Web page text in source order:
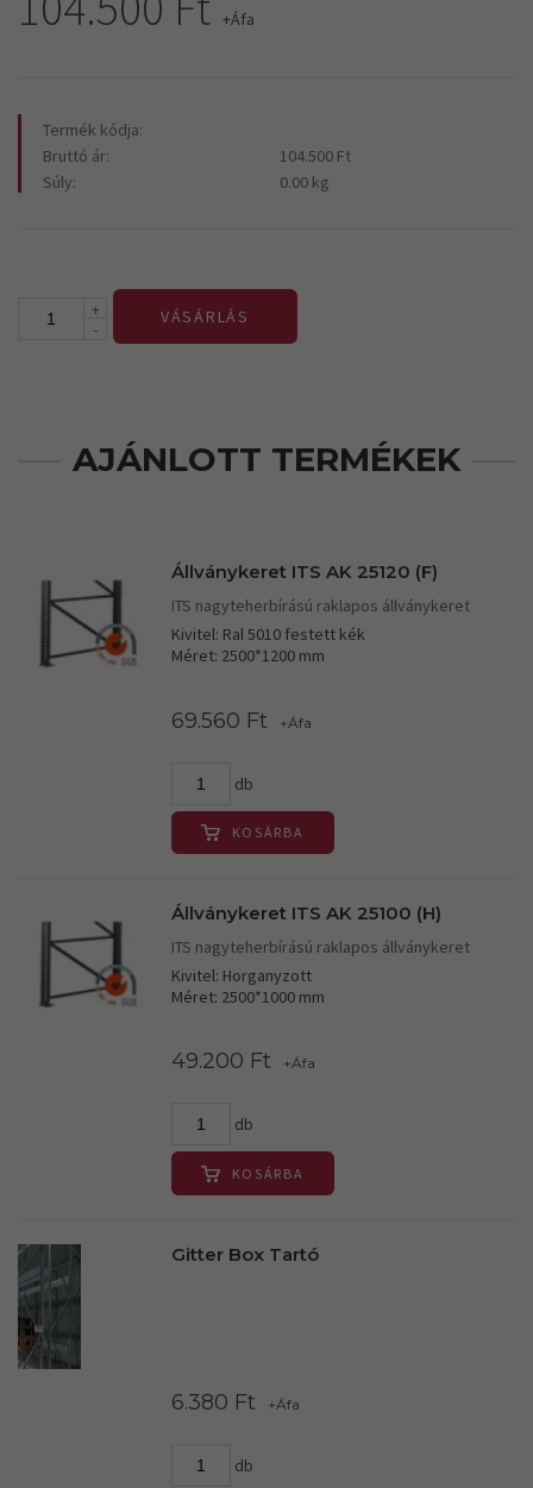
+Áfa
Termék kódja:
Bruttó ár:
104.500 Ft
Súly:
0.00 kg
+
-
VÁSÁRLÁS
AJÁNLOTT TERMÉKEK
Állványkeret ITS AK 25120 (F)
ITS nagyteherbírású raklapos állványkeret
Kivitel: Ral 5010 festett kék
Méret: 2500*1200 mm
69.560 Ft +Áfa
db
KOSÁRBA
Állványkeret ITS AK 25100 (H)
ITS nagyteherbírású raklapos állványkeret
Kivitel: Horganyzott
Méret: 2500*1000 mm
49.200 Ft +Áfa
db
KOSÁRBA
Gitter Box Tartó
6.380 Ft +Áfa
db